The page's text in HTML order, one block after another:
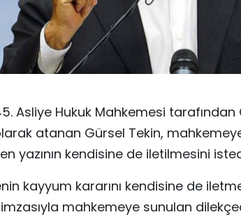
Asliye Hukuk Mahkemesi tarafından
atanan Gürsel Tekin,
yazının kendisine de iletilmesini
kayyum kararını kendisine de
mahkemeye sunulan